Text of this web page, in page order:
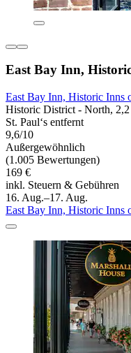
East Bay Inn,
East Bay Inn, Historic Inns
Historic District - North,
St. Paul‘s entfernt
9,6/10
Außergewöhnlich
(1.005 Bewertungen)
169 €
inkl. Steuern & Gebühren
16. Aug.–17. Aug.
East Bay Inn, Historic Inns